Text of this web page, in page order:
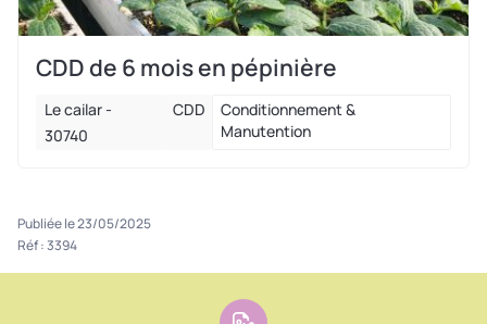
CDD de 6 mois en pépinière
Le cailar -
30740
CDD
Conditionnement &
Manutention
Publiée le 23/05/2025
Réf : 3394